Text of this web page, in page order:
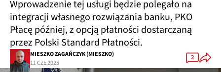
Wprowadzenie tej usługi będzie polegało na
integracji własnego rozwiązania banku, PKO
Płacę później, z opcją płatności dostarczaną
przez Polski Standard Płatności.
MIESZKO ZAGAŃCZYK (MIESZKO)
11 CZE 2025
2